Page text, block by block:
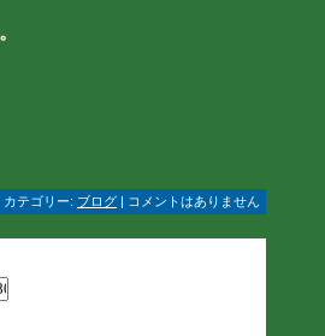
テゴリー: ブログ | コメントはありません